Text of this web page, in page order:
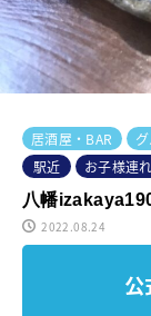
居酒屋・BAR
駅近
お子様連れ
八幡
2022.08.24